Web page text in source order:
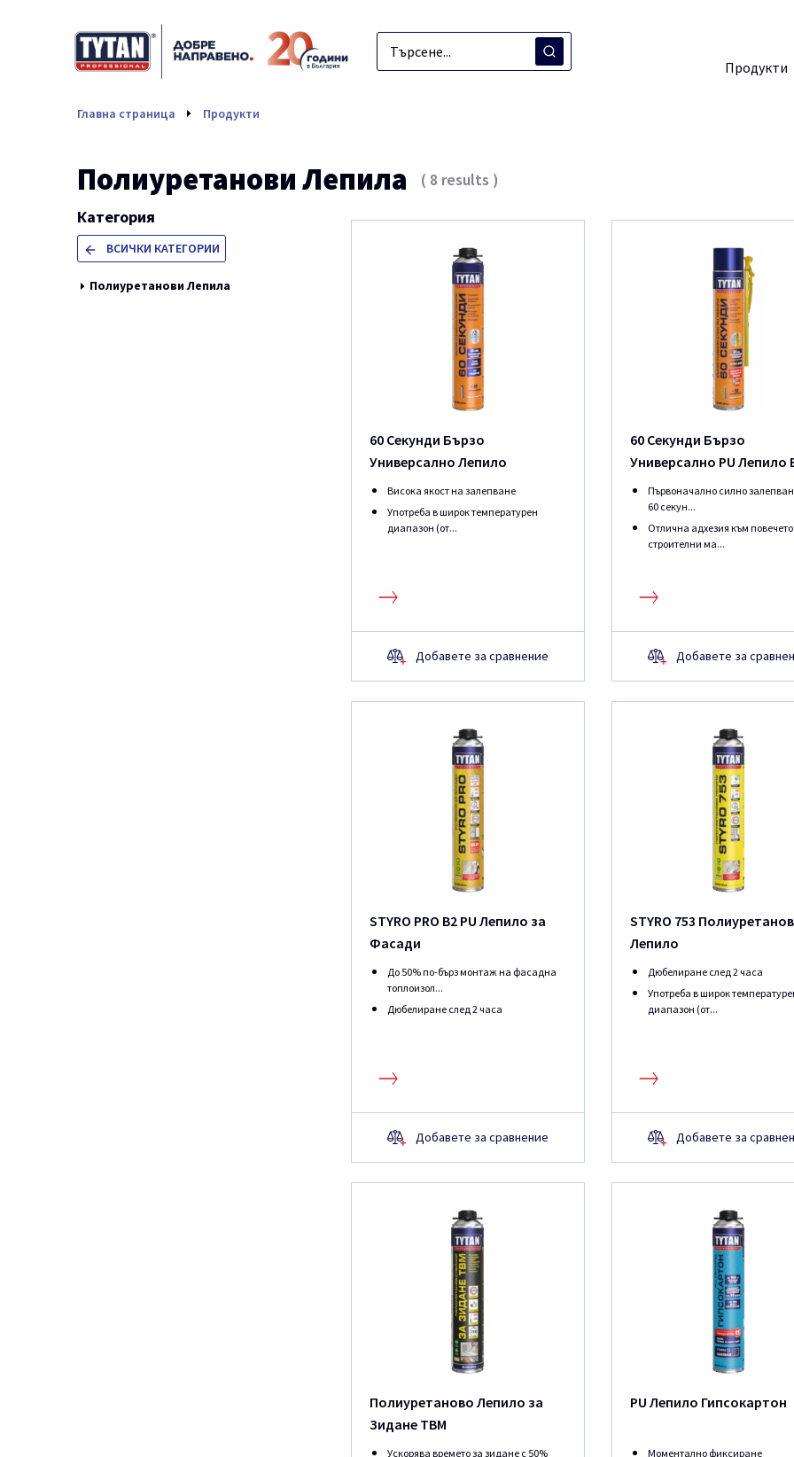
Продукти
Главна страница Продукти
Полиуретанови Лепила ( 8 results )
Категория
ВСИЧКИ КАТЕГОРИИ
Полиуретанови Лепила
60 Секунди Бързо
Универсално Лепило
Висока якост на залепване
Употреба в широк температурен
диапазон (от...
Добавете за сравнение
60 Секунди Бързо
Универсално PU Лепило
Първоначално силно
60 секун...
Отлична адхезия към повечето
строителни ма...
Добавете за
STYRO PRO B2 PU Лепило за
Фасади
До 50% по-бърз монтаж на фасадна
топлоизол...
Дюбелиране след 2 часа
Добавете за сравнение
STYRO 753
Лепило
Дюбелиране след 2 часа
Употреба в широк
диапазон (от...
Добавете за
Полиуретаново Лепило за
Зидане ТВМ
Ускорява времето за зидане с 50%
PU Лепило Гипсокартон
Моментално фиксиране